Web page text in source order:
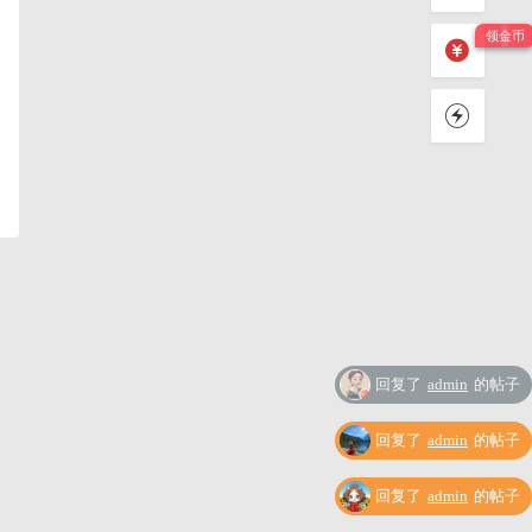
回复了 admin 的帖子
回复了 admin 的帖子